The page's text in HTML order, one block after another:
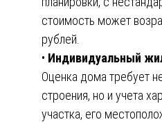
стоимость может
рублей.
• Индивидуальный
Оценка дома требует
строения, но и учета
участка, его